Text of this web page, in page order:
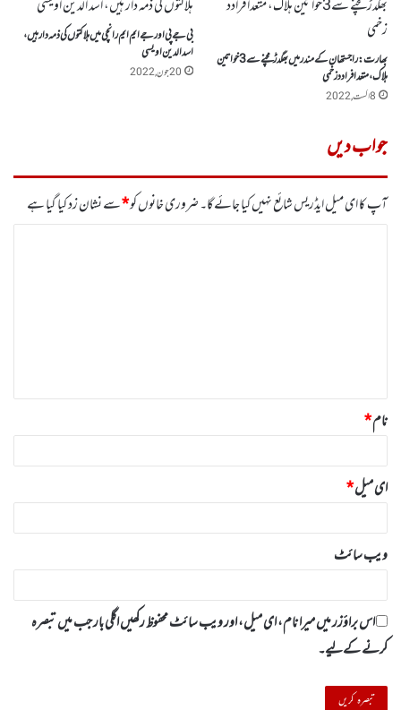
بھارت:راجستھان کے مندر میں بھگدڑمچنے سے3خواتین
ہلاک، متعدافرادد زخمی
8 اگست, 2022
بی جے پی اور جے ایم ایم رانچی میں ہلاکتوں کی ذمہ دار ہیں،
اسد الدین اویسی
20 جون, 2022
جواب دیں
آپ کا ای میل ایڈریس شائع نہیں کیا جائے گا۔ضروری خانوں کو*سے نشان زد کیا گیا ہے
نام*
ای میل*
ویب‌ سائٹ
اس براؤزر میں میرا نام، ای میل، اور ویب سائٹ محفوظ رکھیں اگلی بار جب میں تبصرہ
کرنے کےلیے۔